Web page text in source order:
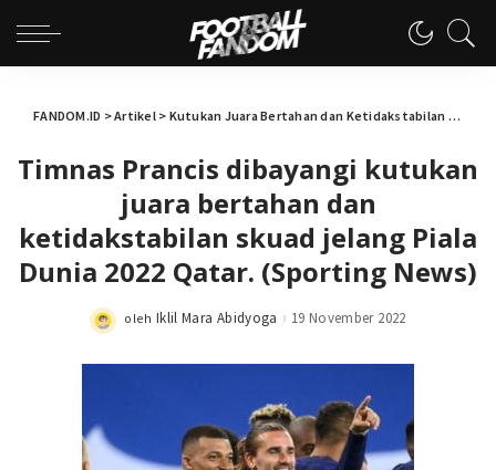
FANDOM.ID >Artikel> Kutukan Juara Bertahan dan Ketidakstabilan Prancis di Piala Dunia 2022
Timnas Prancis dibayangi kutukan
juara bertahan dan
ketidakstabilan skuad jelang Piala
Dunia 2022 Qatar. (Sporting News)
Posted
oleh Iklil Mara Abidyoga 19 November 2022